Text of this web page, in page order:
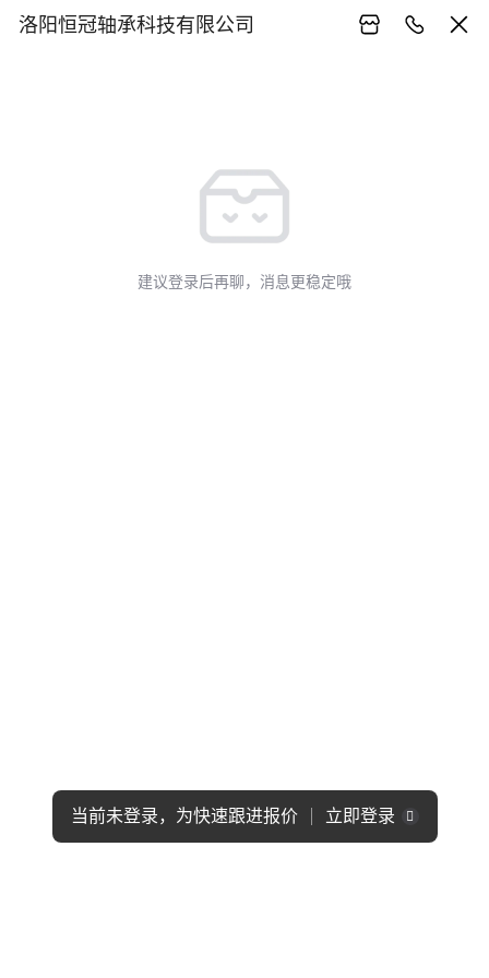
洛阳恒冠轴承科技有限公司
建议登录后再聊，消息更稳定哦
当前未登录，为快速跟进报价 立即登录